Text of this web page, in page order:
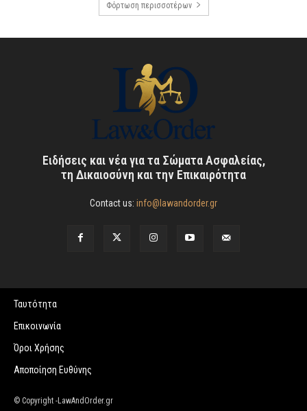
Φόρτωση περισσοτέρων
Ειδήσεις και νέα για τα Σώματα Ασφαλείας,
τη Δικαιοσύνη και την Επικαιρότητα
Contact us: info@lawandorder.gr
Ταυτότητα
Επικοινωνία
Όροι Χρήσης
Αποποίηση Ευθύνης
© Copyright -LawAndOrder.gr